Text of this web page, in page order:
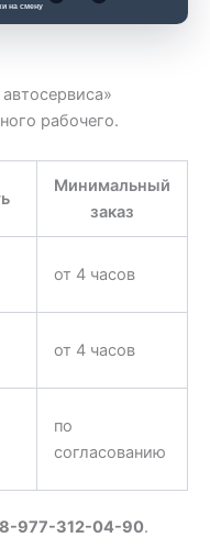
на смену
рабочего.
Минимальный
заказ
от 4 часов
от 4 часов
по
согласованию
8-977-312-04-90.